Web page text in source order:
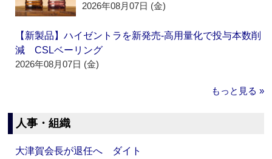
2026年08月07日 (金)
【新製品】ハイゼントラを新発売‐高用量化で投与本数削
減 CSLベーリング
2026年08月07日 (金)
もっと見る »
人事・組織
大津賀会長が退任へ ダイト